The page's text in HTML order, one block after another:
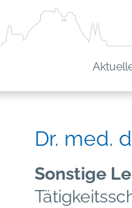
Dr. med.
Sonstige